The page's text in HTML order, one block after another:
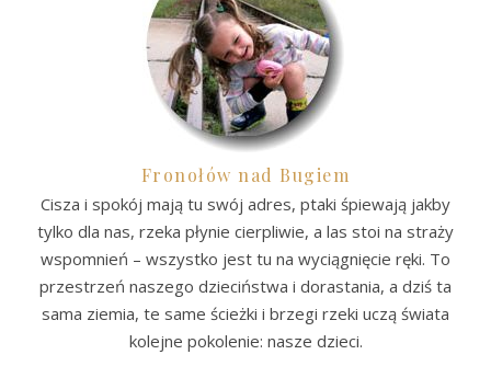
Fronołów nad Bugiem
Cisza i spokój mają tu swój adres, ptaki śpiewają jakby
tylko dla nas, rzeka płynie cierpliwie, a las stoi na straży
wspomnień – wszystko jest tu na wyciągnięcie ręki. To
przestrzeń naszego dzieciństwa i dorastania, a dziś ta
sama ziemia, te same ścieżki i brzegi rzeki uczą świata
kolejne pokolenie: nasze dzieci.